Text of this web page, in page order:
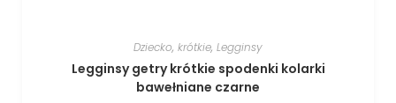
Dziecko, krótkie, Legginsy
Legginsy getry krótkie spodenki kolarki
bawełniane czarne